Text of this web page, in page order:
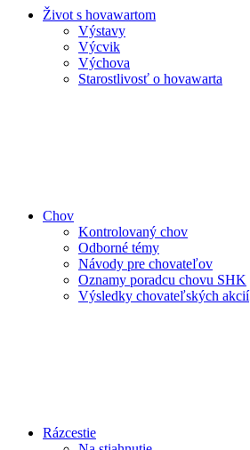
Život s hovawartom
Výstavy
Výcvik
Výchova
Starostlivosť o hovawarta
Chov
Kontrolovaný chov
Odborné témy
Návody pre chovateľov
Oznamy poradcu chovu SHK
Výsledky chovateľských akcií
Rázcestie